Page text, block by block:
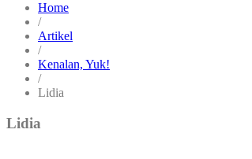
Home
/
Artikel
/
Kenalan, Yuk!
/
Lidia
Lidia